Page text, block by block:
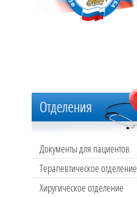
Документы для пациентов
Терапевтическое отделение
Хиругическое отделение